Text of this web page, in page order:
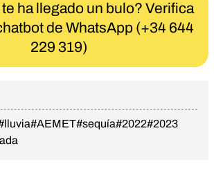
ha llegado un bulo? Verifica
de WhatsApp (+34 644
229 319)
#AEMET#sequía#2022#2023